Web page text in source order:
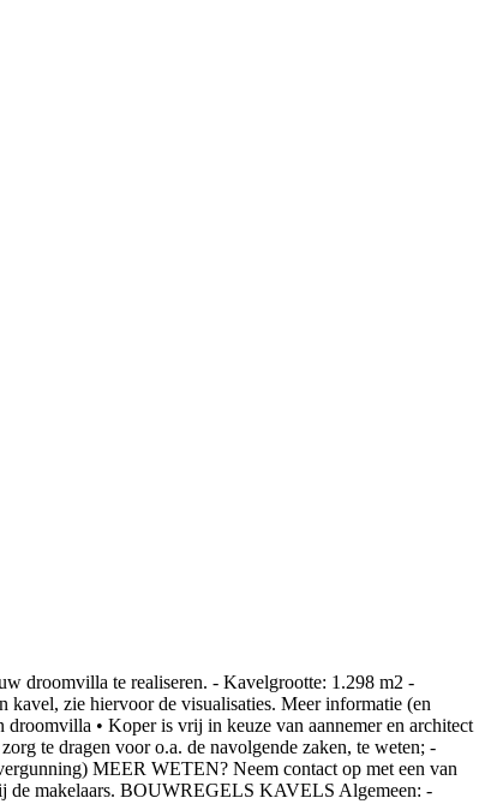
droomvilla te realiseren. - Kavelgrootte: 1.298 m2 -
zie hiervoor de visualisaties. Meer informatie (en
• Koper is vrij in keuze van aannemer en architect
te dragen voor o.a. de navolgende zaken, te weten; -
MEER WETEN? Neem contact op met een van
de makelaars. BOUWREGELS KAVELS Algemeen: -